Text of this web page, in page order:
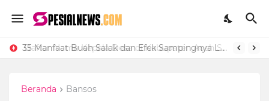
35 Manfaat Buah Salak dan Efek Sampingnya Lengkap
Beranda Bansos